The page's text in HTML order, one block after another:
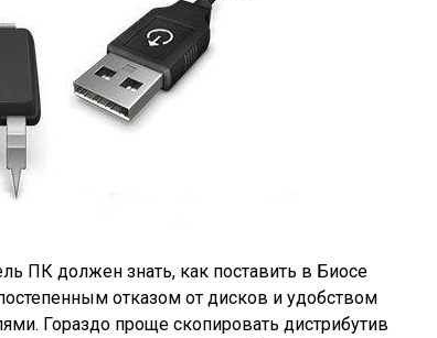
ПК должен знать, как поставить в Биосе
отказом от дисков и удобством
Гораздо проще скопировать дистрибутив